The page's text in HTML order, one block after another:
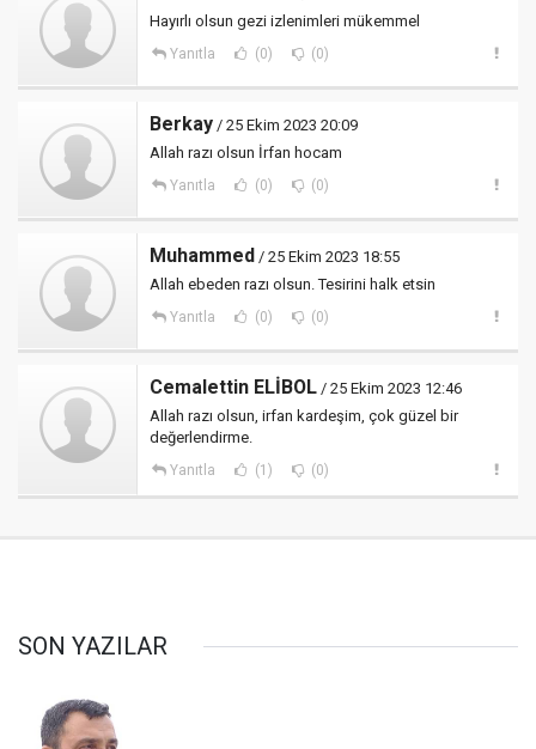
Hayırlı olsun gezi izlenimleri mükemmel
Yanıtla (0) (0)
Berkay / 25 Ekim 2023 20:09
Allah razı olsun İrfan hocam
Yanıtla (0) (0)
Muhammed / 25 Ekim 2023 18:55
Allah ebeden razı olsun. Tesirini halk etsin
Yanıtla (0) (0)
Cemalettin ELİBOL / 25 Ekim 2023 12:46
Allah razı olsun, irfan kardeşim, çok güzel bir
değerlendirme.
Yanıtla (1) (0)
SON YAZILAR